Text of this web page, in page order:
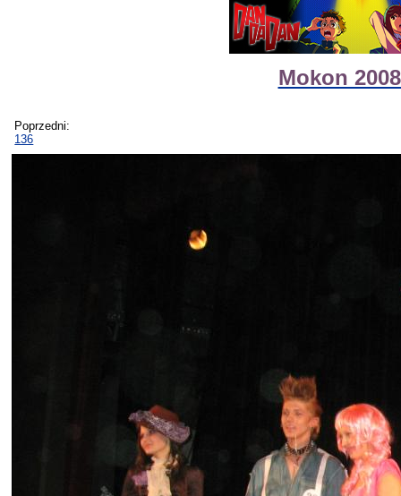
Mokon
Poprzedni:
136